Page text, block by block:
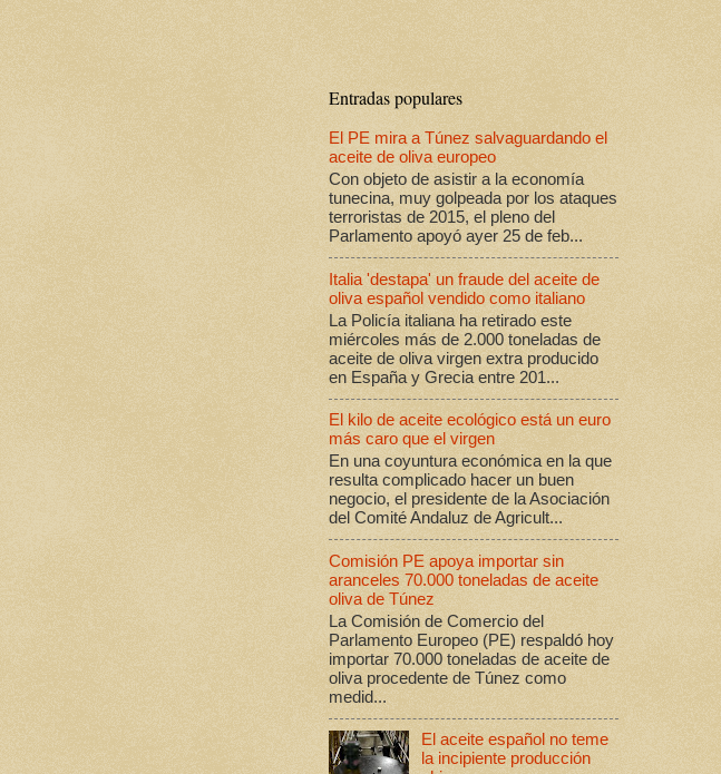
Entradas populares
El PE mira a Túnez salvaguardando el
aceite de oliva europeo
Con objeto de asistir a la economía
tunecina, muy golpeada por los ataques
terroristas de 2015, el pleno del
Parlamento apoyó ayer 25 de feb...
Italia 'destapa' un fraude del aceite de
oliva español vendido como italiano
La Policía italiana ha retirado este
miércoles más de 2.000 toneladas de
aceite de oliva virgen extra producido
en España y Grecia entre 201...
El kilo de aceite ecológico está un euro
más caro que el virgen
En una coyuntura económica en la que
resulta complicado hacer un buen
negocio, el presidente de la Asociación
del Comité Andaluz de Agricult...
Comisión PE apoya importar sin
aranceles 70.000 toneladas de aceite
oliva de Túnez
La Comisión de Comercio del
Parlamento Europeo (PE) respaldó hoy
importar 70.000 toneladas de aceite de
oliva procedente de Túnez como
medid...
El aceite español no teme
la incipiente producción